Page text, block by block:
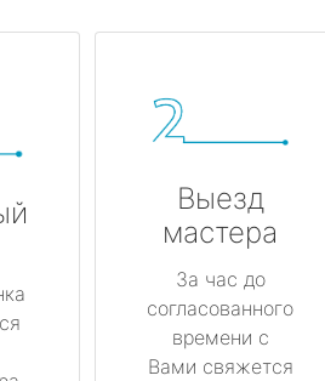
Выезд
мастера
За час до
согласованного
времени с
Вами свяжется